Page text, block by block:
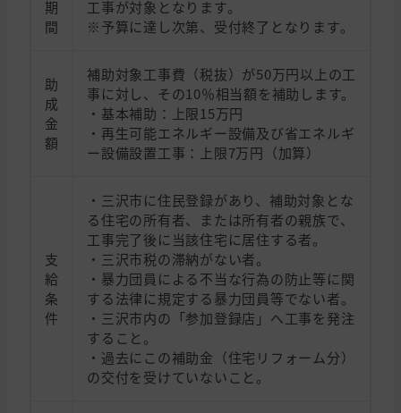
期
間
工事が対象となります。
※予算に達し次第、受付終了となります。
助
成
金
額
補助対象工事費（税抜）が50万円以上の工
事に対し、その10％相当額を補助します。
・基本補助：上限15万円
・再生可能エネルギー設備及び省エネルギ
ー設備設置工事：上限7万円（加算）
支
給
条
件
・三沢市に住民登録があり、補助対象とな
る住宅の所有者、または所有者の親族で、
工事完了後に当該住宅に居住する者。
・三沢市税の滞納がない者。
・暴力団員による不当な行為の防止等に関
する法律に規定する暴力団員等でない者。
・三沢市内の「参加登録店」へ工事を発注
すること。
・過去にこの補助金（住宅リフォーム分）
の交付を受けていないこと。